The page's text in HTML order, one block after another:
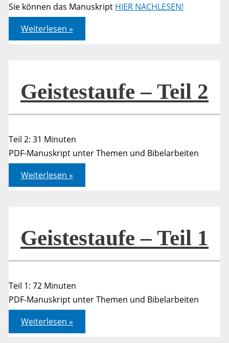
Sie können das Manuskript HIER NACHLESEN!
Gottes
Geist
–
Weiterlesen »
Geistestaufe – Teil 2
Teil 2: 31 Minuten
PDF-Manuskript unter Themen und Bibelarbeiten
Geistestaufe
–
Teil
Weiterlesen »
Geistestaufe – Teil 1
Teil 1: 72 Minuten
PDF-Manuskript unter Themen und Bibelarbeiten
Geistestaufe
–
Teil
Weiterlesen »